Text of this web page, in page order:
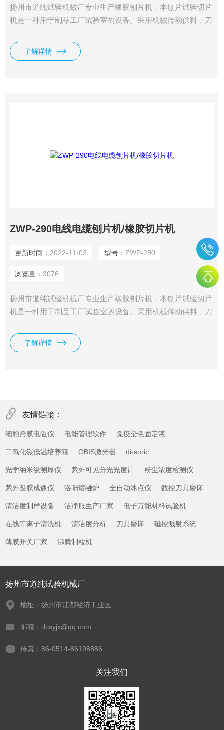
扬州市道纯试验机械厂专业生产橡胶刨片机，本刨片试验切片
机是一种用于制品工厂试验室的设备。采用机械传动供料，刀
料等，也可供一些橡胶、皮革材料及一定硬度材料之间切片，
本机广泛用于橡胶、塑料、皮革、电线、电缆、科研等单位。
了解详情
ZWP-290电线电缆刨片机/橡胶切片机
更新时间： 2022-11-02 型号： ZWP-290
浏览量： 3076
扬州市道纯试验机械厂专业生产橡胶刨片机，本刨片试验切片
机是一种用于制品工厂试验室的设备。采用机械传动供料，刀
料等，也可供一些橡胶、皮革材料及一定硬度材料之间切片，
本机广泛用于橡胶、塑料、皮革、电线、电缆、科研等单位。
了解详情
友情链接：
细胞跨膜电阻仪 电能管理软件 免疫染色固定液
二氧化碳低温培养箱 OBIS激光器 di-soric
光学纳米级测厚仪 紫外可见分光光度计 粉尘浓度检测仪
紫外凝胶成像仪 洛阳熔融炉 全自动冰点仪 数控刀具磨床
清洁度制样设备 洁净服生产厂家 电子万能材料试验机
在线等离子清洗机 清洁度分析 刀具磨床 磁控溅射系统
薄膜开关厂家 沸腾制粒机
扬州市道纯试验机械厂
地址：扬州市江都经济工业区
邮箱：dcsyjx@qq.com
传真：86-0514-86198886
关注我们